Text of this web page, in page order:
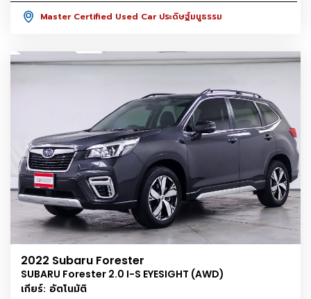
Master Certified Used Car ประดิษฐ์มนูธรรม
2022 Subaru Forester
SUBARU Forester 2.0 I-S EYESIGHT (AWD)
เกียร์: อัตโนมัติ